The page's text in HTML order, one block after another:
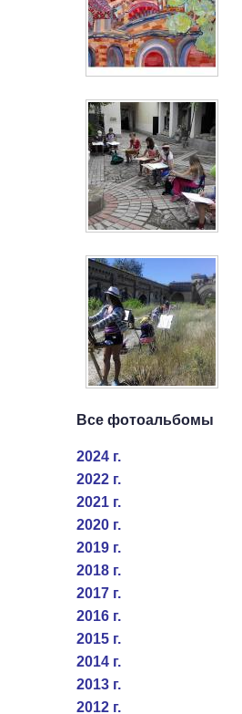
Все фотоальбомы
2024 г.
2022 г.
2021 г.
2020 г.
2019 г.
2018 г.
2017 г.
2016 г.
2015 г.
2014 г.
2013 г.
2012 г.